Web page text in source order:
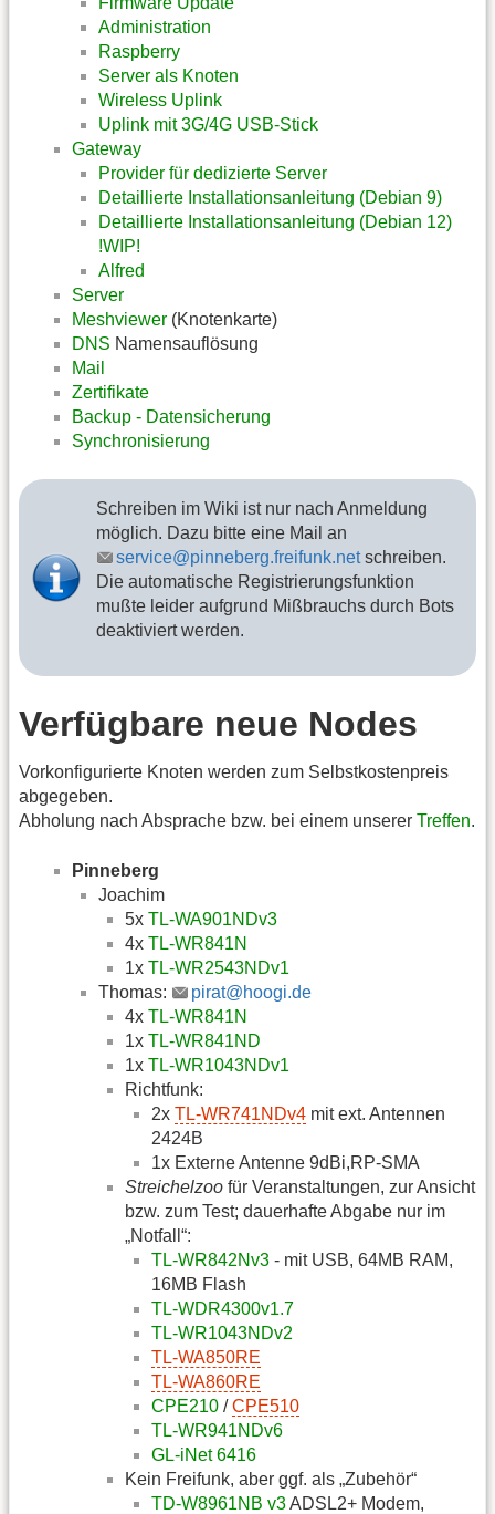
Administration
Raspberry
Server als Knoten
Wireless Uplink
Uplink mit 3G/4G USB-Stick
Gateway
Provider für dedizierte Server
Detaillierte Installationsanleitung (Debian 9)
Detaillierte Installationsanleitung (Debian 12)
!WIP!
Alfred
Server
Meshviewer (Knotenkarte)
DNS Namensauflösung
Mail
Zertifikate
Backup - Datensicherung
Synchronisierung
Schreiben im Wiki ist nur nach Anmeldung
möglich. Dazu bitte eine Mail an
service@pinneberg.freifunk.netschreiben.
Die automatische Registrierungsfunktion
mußte leider aufgrund Mißbrauchs durch Bots
deaktiviert werden.
Verfügbare neue Nodes
Vorkonfigurierte Knoten werden zum Selbstkostenpreis
abgegeben.
Abholung nach Absprache bzw. bei einem unserer Treffen.
Pinneberg
Joachim
5x TL-WA901NDv3
4x TL-WR841N
1x TL-WR2543NDv1
Thomas:
pirat@hoogi.de
4x TL-WR841N
1x TL-WR841ND
1x TL-WR1043NDv1
Richtfunk:
2x TL-WR741NDv4 mit ext. Antennen
2424B
1x Externe Antenne 9dBi,RP-SMA
Streichelzoo für Veranstaltungen, zur Ansicht
bzw. zum Test; dauerhafte Abgabe nur im
„Notfall“:
TL-WR842Nv3 - mit USB, 64MB RAM,
16MB Flash
TL-WDR4300v1.7
TL-WR1043NDv2
TL-WA850RE
TL-WA860RE
CPE210 /CPE510
TL-WR941NDv6
GL-iNet 6416
Kein Freifunk, aber ggf. als „Zubehör“
TD-W8961NB v3ADSL2+ Modem,